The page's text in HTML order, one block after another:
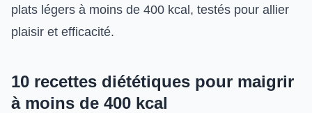
plats légers à moins de 400 kcal, testés pour allier
plaisir et efficacité.
10 recettes diététiques pour maigrir
à moins de 400 kcal